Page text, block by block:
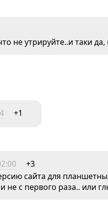
не утрируйте..и таки
+1
+3
сайта для
не с первого раза.. или